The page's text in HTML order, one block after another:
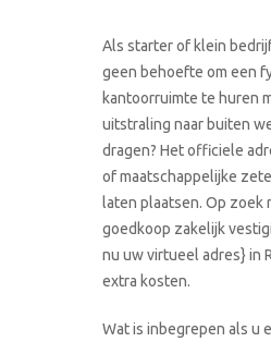
Als starter of klein
geen behoefte om een
kantoorruimte te huren
uitstraling naar buiten
dragen? Het officiele
of maatschappelijke
laten plaatsen. Op zoek
goedkoop zakelijk
nu uw virtueel adres} in
extra kosten.
Wat is inbegrepen als u